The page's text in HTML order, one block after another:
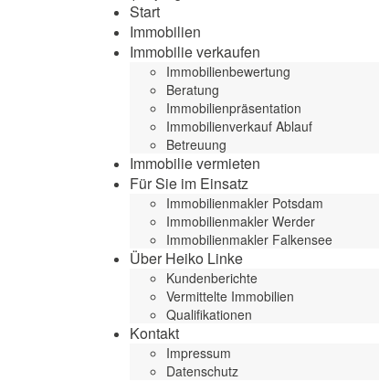
Start
Immobilien
Immobilie verkaufen
Immobilienbewertung
Beratung
Immobilienpräsentation
Immobilienverkauf Ablauf
Betreuung
Immobilie vermieten
Für Sie im Einsatz
Immobilienmakler Potsdam
Immobilienmakler Werder
Immobilienmakler Falkensee
Über Heiko Linke
Kundenberichte
Vermittelte Immobilien
Qualifikationen
Kontakt
Impressum
Datenschutz